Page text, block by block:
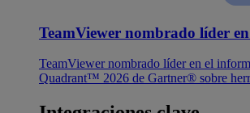
TeamViewer nombrado líder
TeamViewer nombrado líder en el
Quadrant™ 2026 de Gartner® sobre